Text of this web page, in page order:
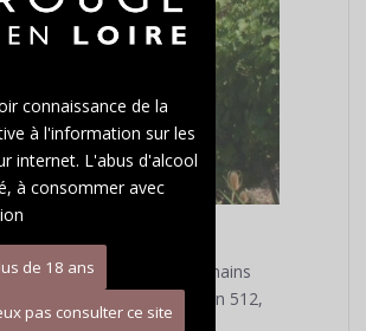
ans après que les Romains
qui fit mention, en l’an 512,
connaissance de la
à l'information sur les
internet. L'abus d'alcool
à consommer avec